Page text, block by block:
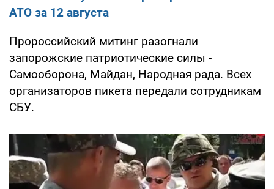
АТО за 12 августа
Пророссийский митинг разогнали
запорожские патриотические силы -
Самооборона, Майдан, Народная рада. Всех
организаторов пикета передали сотрудникам
СБУ.